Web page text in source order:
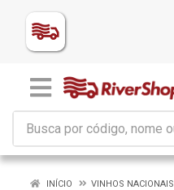
INÍCIO
VINHOS NACIONAIS